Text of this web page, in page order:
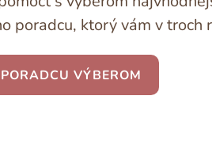
poradcu, ktorý vám v
VÝBEROM